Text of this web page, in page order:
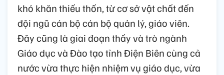
khó khăn thiếu thốn, từ cơ sở vật chất đến
đội ngũ cán bộ cán bộ quản lý, giáo viên.
Đây cũng là giai đoạn thầy và trò ngành
Giáo dục và Đào tạo tỉnh Điện Biên cùng cả
nước vừa thực hiện nhiệm vụ giáo dục, vừa